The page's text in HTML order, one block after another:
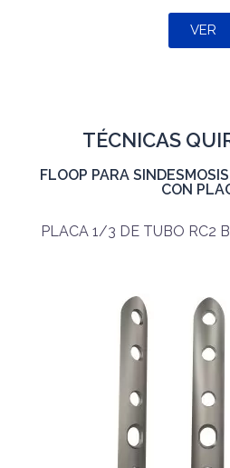
VER
TÉCNICAS
FLOOP PARA
CON
PLACA 1/3 DE TUBO RC2